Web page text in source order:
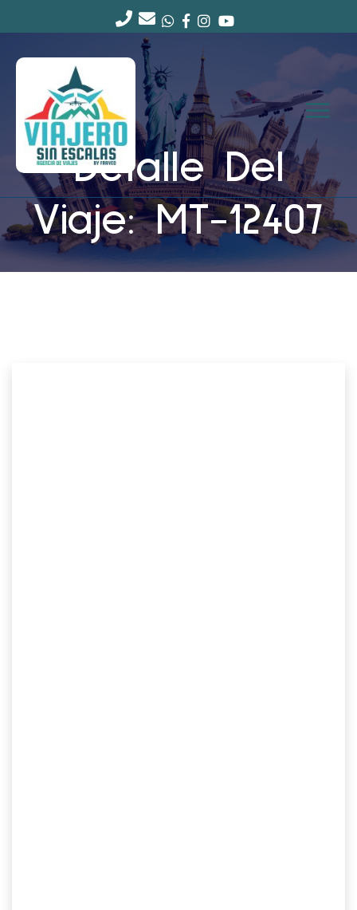
Detalle Del
Viaje: MT-12407